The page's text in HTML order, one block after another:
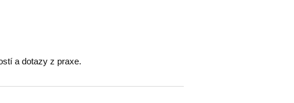
a dotazy z praxe.